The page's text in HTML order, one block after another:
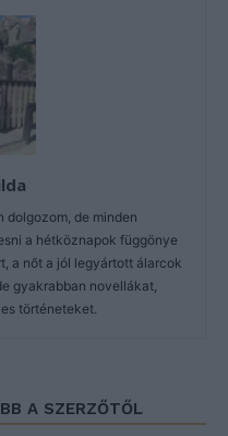
dolgozom, de minden
a hétköznapok függönye
a nőt a jól legyártott álarcok
gyakrabban novellákat,
történeteket.
A SZERZŐTŐL